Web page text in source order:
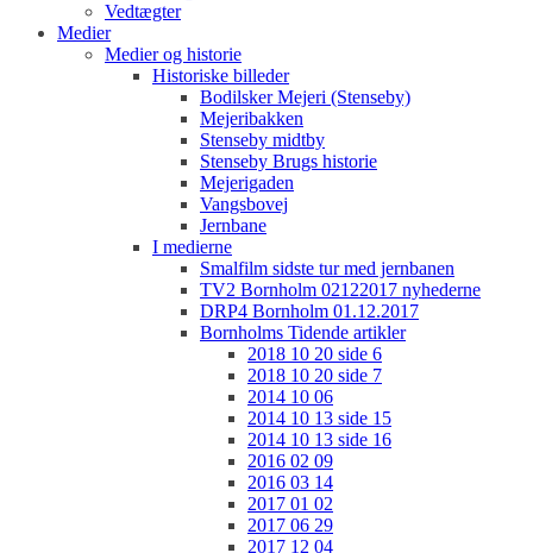
Vedtægter
Medier
Medier og historie
Historiske billeder
Bodilsker Mejeri (Stenseby)
Mejeribakken
Stenseby midtby
Stenseby Brugs historie
Mejerigaden
Vangsbovej
Jernbane
I medierne
Smalfilm sidste tur med jernbanen
TV2 Bornholm 02122017 nyhederne
DRP4 Bornholm 01.12.2017
Bornholms Tidende artikler
2018 10 20 side 6
2018 10 20 side 7
2014 10 06
2014 10 13 side 15
2014 10 13 side 16
2016 02 09
2016 03 14
2017 01 02
2017 06 29
2017 12 04